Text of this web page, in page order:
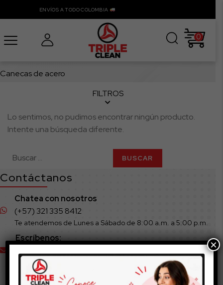
ENVÍOS A TODO COLOMBIA
0
Canecas de acero
FILTROS
Lo sentimos, no pudimos encontrar ningún producto.
Intente una búsqueda diferente.
Contáctanos
Chatea con nosotros
(+57) 321 335 8412
Te atendemos de Lunes a Sábado de 8:00 a.m. a 5:00 p.m.
Escríbenos:
tripleclean@tripleclean.com.co
Llámanos
×